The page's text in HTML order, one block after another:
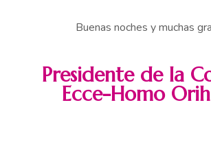
Buenas noches y muchas
Presidente de la
Ecce-Homo